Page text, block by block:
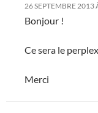
26 SEPTEMBRE 2013
Bonjour !
Ce sera le
Merci